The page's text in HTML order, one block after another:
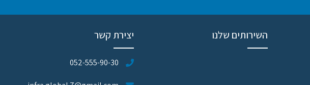
השירותים שלנו יצירת קשר
052-555-90-30